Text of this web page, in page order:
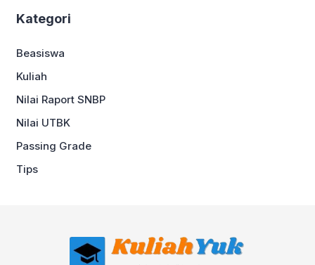
Kategori
Beasiswa
Kuliah
Nilai Raport SNBP
Nilai UTBK
Passing Grade
Tips